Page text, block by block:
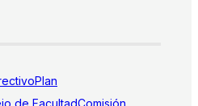
Plan
de FacultadComisión